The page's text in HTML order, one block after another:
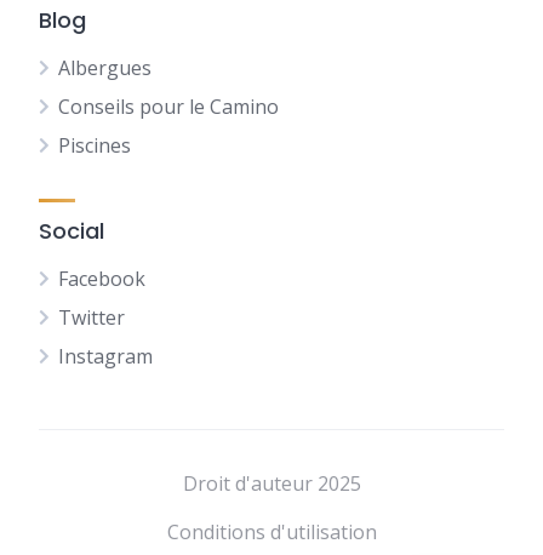
Blog
Albergues
Conseils pour le Camino
Piscines
Social
Facebook
Twitter
Instagram
Droit d'auteur 2025
Conditions d'utilisation